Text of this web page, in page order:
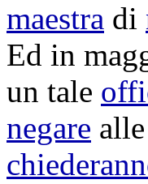
maestra di
Ed in
un tale
negare alle